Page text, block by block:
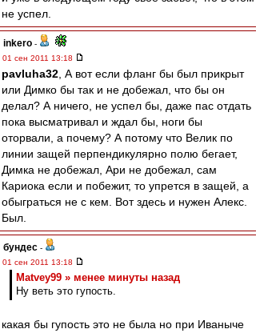
не успел.
inkero -
01 сен 2011 13:18
pavluha32 , А вот если фланг бы был прикрыт
или Димко бы так и не добежал, что бы он
делал? А ничего, не успел бы, даже пас отдать
пока высматривал и ждал бы, ноги бы
оторвали, а почему? А потому что Велик по
линии защей перпендикулярно полю бегает,
Димка не добежал, Ари не добежал, сам
Кариока если и побежит, то упрется в защей, а
обыграться не с кем. Вот здесь и нужен Алекс.
Был.
бундес -
01 сен 2011 13:18
Matvey99 » менее минуты назад
Ну веть это гупость.
какая бы гупость это не была но при Иваныче